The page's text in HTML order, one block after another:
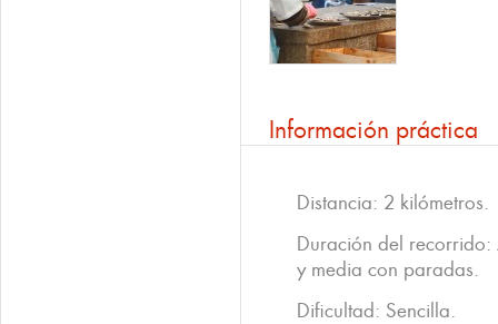
Información práctica
Distancia: 2 kilómetros.
Duración del
y media con paradas.
Dificultad: Sencilla.